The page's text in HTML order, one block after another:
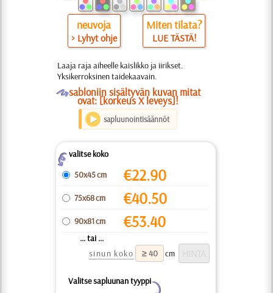
neuvoja
> Lyhyt ohje
Miten tilata?
LUE TÄSTÄ!
Laaja raja aiheelle kaislikko ja iirikset.
Yksikerroksinen taidekaavain.
Osabloniin sisältyvän kuvan mitat
ovat: [korkeus X leveys]!
sapluunointisäännöt
Zvalitse koko
50x45 cm
€22.90
75x68 cm €40.50
90x81 cm €53.40
... tai ...
sinun koko
cm
Valitse sapluunan tyyppi
Y